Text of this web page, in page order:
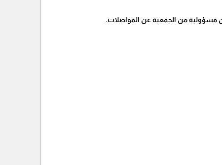
مسؤولية من الجمعية عن المواصلات.